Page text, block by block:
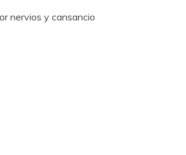
nervios y cansancio